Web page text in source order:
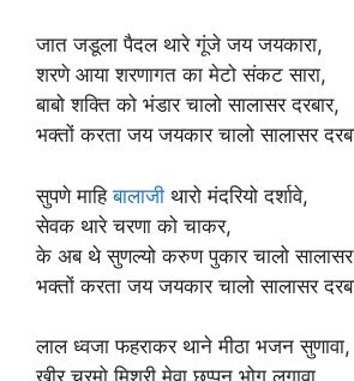
जात जडूला पैदल थारे गूंजे जय जयकारा,
शरणे आया शरणागत का मेटो संकट सारा,
बाबो शक्ति को भंडार चालो सालासर दरबार,
भक्तों करता जय जयकार चालो सालासर
सुपणे माहिबालाजी थारो मंदरियो दर्शावे,
सेवक थारे चरणा को चाकर,
के अब थे सुणल्यो करुण पुकार चालो सालासर
भक्तों करता जय जयकार चालो सालासर
लाल ध्वजा फहराकर थाने मीठा भजन सुणावा,
खीर चूरमो मिश्री मेवा छप्पन भोग लगावा,